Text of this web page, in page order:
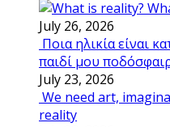
July 26, 2026
Ποια ηλικία είναι
παιδί μου
July 23, 2026
We need art,
reality